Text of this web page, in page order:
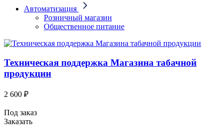
Автоматизация
Розничный магазин
Общественное питание
Техническая поддержка Магазина табачной
продукции
2 600 ₽
Под заказ
Заказать